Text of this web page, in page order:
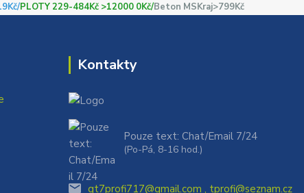
PLOTY 229-484Kč >12000 0Kč/Beton MSKraj>799Kč
Kontakty
Pouze text: Chat/Email 7/24
(Po-Pá, 8-16 hod.)
gt7profi717@gmail.com , tprofi@seznam.cz